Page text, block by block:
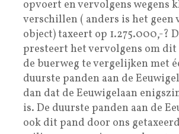
opvoert en vervolgens wegens
verschillen ( anders is het geen
object) taxeert op 1.275.000,-?
presteert het vervolgens om dit
de buerweg te vergelijken met
duurste panden aan de
dan dat de Eeuwigelaan
is. De duurste panden aan de
ook dit pand door ons